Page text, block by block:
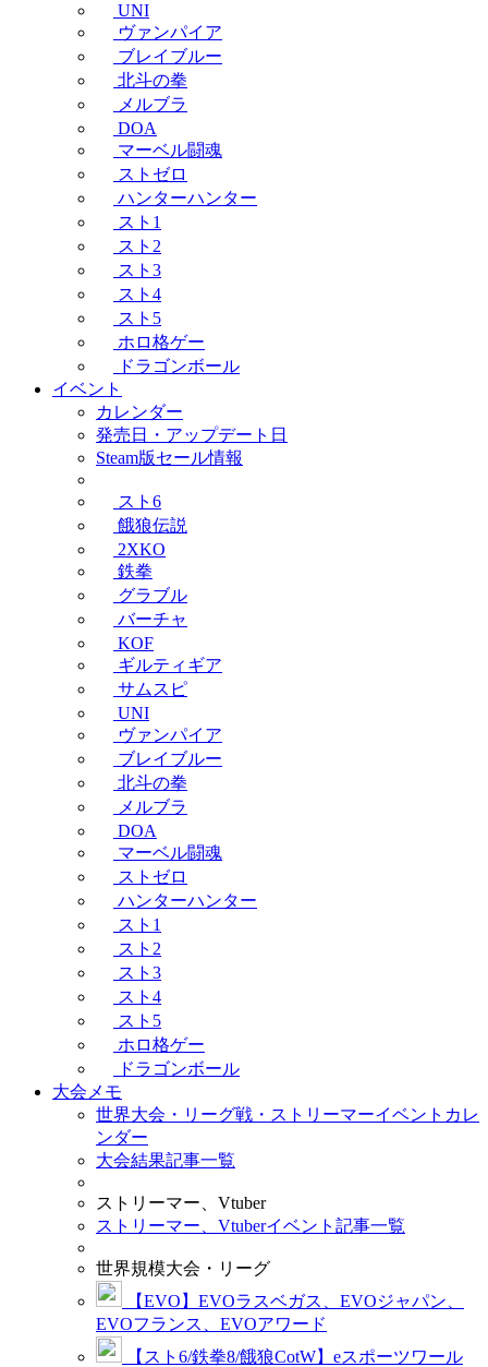
UNI
ヴァンパイア
ブレイブルー
北斗の拳
メルブラ
DOA
マーベル闘魂
ストゼロ
ハンターハンター
スト1
スト2
スト3
スト4
スト5
ホロ格ゲー
ドラゴンボール
イベント
カレンダー
発売日・アップデート日
Steam版セール情報
スト6
餓狼伝説
2XKO
鉄拳
グラブル
バーチャ
KOF
ギルティギア
サムスピ
UNI
ヴァンパイア
ブレイブルー
北斗の拳
メルブラ
DOA
マーベル闘魂
ストゼロ
ハンターハンター
スト1
スト2
スト3
スト4
スト5
ホロ格ゲー
ドラゴンボール
大会メモ
世界大会・リーグ戦・ストリーマーイベントカレ
ンダー
大会結果記事一覧
ストリーマー、Vtuber
ストリーマー、Vtuberイベント記事一覧
世界規模大会・リーグ
【EVO】EVOラスベガス、EVOジャパン、
EVOフランス、EVOアワード
【スト6/鉄拳8/餓狼CotW】eスポーツワール